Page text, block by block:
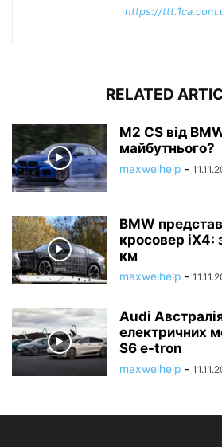
https://
RELATED
M2 CS від
майбутнього?
maxwelhelp -
BMW
кросовер iX4:
км
maxwelhelp -
Audi
електричних
S6 e-tron
maxwelhelp -